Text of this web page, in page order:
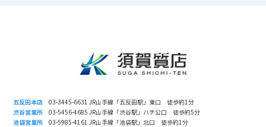
五反田本店 03-3445-6631 JR山手線「五反田駅」東口 徒歩約1分
渋谷営業所 03-5456-4685 JR山手線「渋谷駅」ハチ公口 徒歩約5分
池袋営業所 03-5985-4161 JR山手線「池袋駅」北口 徒歩約1分